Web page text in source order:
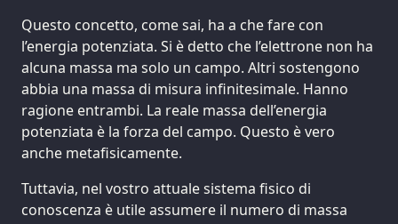
Questo concetto, come sai, ha a che fare con
l’energia potenziata. Si è detto che l’elettrone non ha
alcuna massa ma solo un campo. Altri sostengono
abbia una massa di misura infinitesimale. Hanno
ragione entrambi. La reale massa dell’energia
potenziata è la forza del campo. Questo è vero
anche metafisicamente.
Tuttavia, nel vostro attuale sistema fisico di
conoscenza è utile assumere il numero di massa